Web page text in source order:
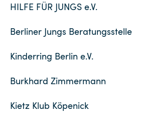
HILFE FÜR JUNGS e.V.
Berliner Jungs Beratungsstelle
Kinderring Berlin e.V.
Burkhard Zimmermann
Kietz Klub Köpenick